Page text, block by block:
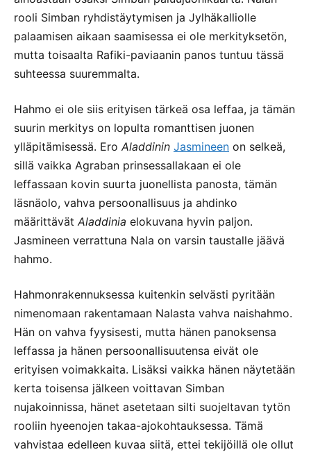
rooli Simban ryhdistäytymisen ja Jylhäkalliolle
palaamisen aikaan saamisessa ei ole merkityksetön,
mutta toisaalta Rafiki-paviaanin panos tuntuu tässä
suhteessa suuremmalta.
Hahmo ei ole siis erityisen tärkeä osa leffaa, ja tämän
suurin merkitys on lopulta romanttisen juonen
ylläpitämisessä. Ero Aladdinin Jasmineen on selkeä,
sillä vaikka Agraban prinsessallakaan ei ole
leffassaan kovin suurta juonellista panosta, tämän
läsnäolo, vahva persoonallisuus ja ahdinko
määrittävät Aladdinia elokuvana hyvin paljon.
Jasmineen verrattuna Nala on varsin taustalle jäävä
hahmo.
Hahmonrakennuksessa kuitenkin selvästi pyritään
nimenomaan rakentamaan Nalasta vahva naishahmo.
Hän on vahva fyysisesti, mutta hänen panoksensa
leffassa ja hänen persoonallisuutensa eivät ole
erityisen voimakkaita. Lisäksi vaikka hänen näytetään
kerta toisensa jälkeen voittavan Simban
nujakoinnissa, hänet asetetaan silti suojeltavan tytön
rooliin hyeenojen takaa-ajokohtauksessa. Tämä
vahvistaa edelleen kuvaa siitä, ettei tekijöillä ole ollut